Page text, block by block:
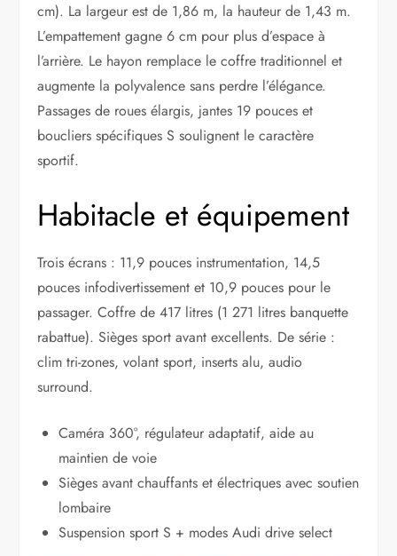
cm). La largeur est de 1,86 m, la hauteur de 1,43 m.
L’empattement gagne 6 cm pour plus d’espace à
l’arrière. Le hayon remplace le coffre traditionnel et
augmente la polyvalence sans perdre l’élégance.
Passages de roues élargis, jantes 19 pouces et
boucliers spécifiques S soulignent le caractère
sportif.
Habitacle et équipement
Trois écrans : 11,9 pouces instrumentation, 14,5
pouces infodivertissement et 10,9 pouces pour le
passager. Coffre de 417 litres (1 271 litres banquette
rabattue). Sièges sport avant excellents. De série :
clim tri-zones, volant sport, inserts alu, audio
surround.
Caméra 360°, régulateur adaptatif, aide au
maintien de voie
Sièges avant chauffants et électriques avec soutien
lombaire
Suspension sport S + modes Audi drive select